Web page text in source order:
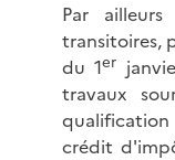
Par
transitoires,
du 1er
travaux
crédit